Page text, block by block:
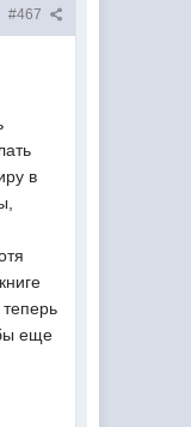
#467
в
еще